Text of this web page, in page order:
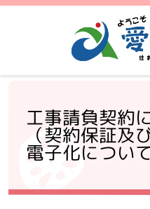
工事請負契約
（契約保証及
電子化につい